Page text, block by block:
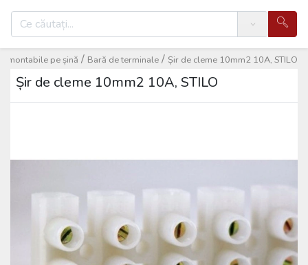
Search
Șir de cleme 10mm2 10A, STILO
/
Bară de terminale
/
montabile pe șină
Șir de cleme 10mm2 10A, STILO